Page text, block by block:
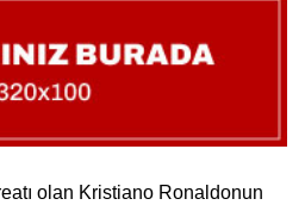
olan Kristiano Ronaldonun